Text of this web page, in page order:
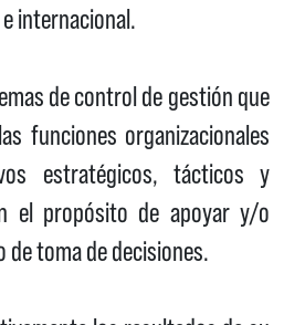
internacional.
de control de gestión que
funciones organizacionales
estratégicos, tácticos y
el propósito de apoyar y/o
de toma de decisiones.